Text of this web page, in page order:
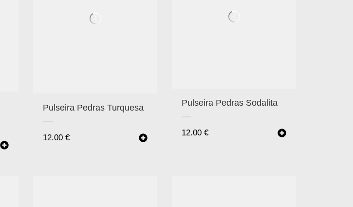
Pulseira Pedras Turquesa
12.00 €
Pulseira Pedras Sodalita
12.00 €